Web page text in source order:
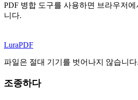
PDF 병합 도구를 사용하면 브라우저
니다.
LuraPDF
파일은 절대 기기를 벗어나지 않습니다.
조종하다